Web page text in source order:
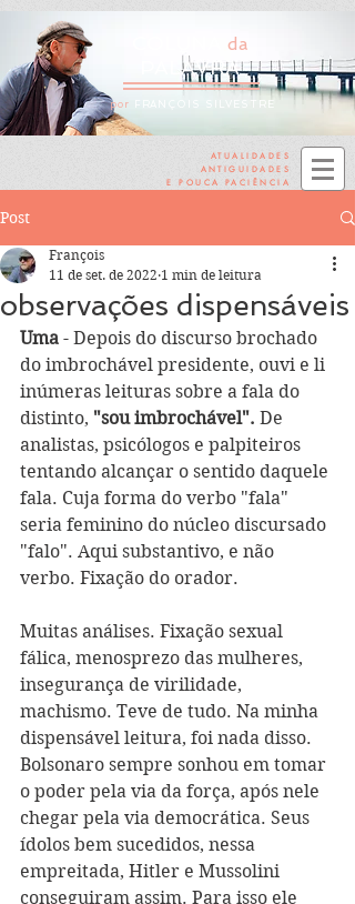
da
PALAVRA
por FRANÇOIS SILVESTRE
ATUALIDADES
ANTIGUIDADES
E POUCA PACIÊNCIA
Post
observações dispensáveis
François
11 de set. de 2022 1 min de leitura
Uma - Depois do discurso brochado
do imbrochável presidente, ouvi e li
inúmeras leituras sobre a fala do
distinto, "sou imbrochável". De
analistas, psicólogos e palpiteiros
tentando alcançar o sentido daquele
fala. Cuja forma do verbo "fala"
seria feminino do núcleo discursado
"falo". Aqui substantivo, e não
verbo. Fixação do orador.
Muitas análises. Fixação sexual
fálica, menosprezo das mulheres,
insegurança de virilidade,
machismo. Teve de tudo. Na minha
dispensável leitura, foi nada disso.
Bolsonaro sempre sonhou em tomar
o poder pela via da força, após nele
chegar pela via democrática. Seus
ídolos bem sucedidos, nessa
empreitada, Hitler e Mussolini
conseguiram assim. Para isso ele